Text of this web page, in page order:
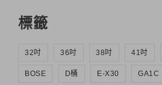
標籤
32吋 36吋 38吋 41吋
BOSE D桶 E-X30 GA1C